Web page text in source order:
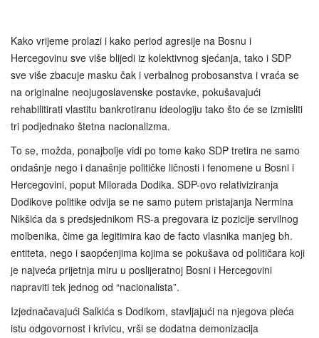
Kako vrijeme prolazi i kako period agresije na Bosnu i
Hercegovinu sve više blijedi iz kolektivnog sjećanja, tako i SDP
sve više zbacuje masku čak i verbalnog probosanstva i vraća se
na originalne neojugoslavenske postavke, pokušavajući
rehabilitirati vlastitu bankrotiranu ideologiju tako što će se izmisliti
tri podjednako štetna nacionalizma.
To se, možda, ponajbolje vidi po tome kako SDP tretira ne samo
ondašnje nego i današnje političke ličnosti i fenomene u Bosni i
Hercegovini, poput Milorada Dodika. SDP-ovo relativiziranja
Dodikove politike odvija se ne samo putem pristajanja Nermina
Nikšića da s predsjednikom RS-a pregovara iz pozicije servilnog
molbenika, čime ga legitimira kao de facto vlasnika manjeg bh.
entiteta, nego i saopćenjima kojima se pokušava od političara koji
je najveća prijetnja miru u poslijeratnoj Bosni i Hercegovini
napraviti tek jednog od “nacionalista”.
Izjednačavajući Salkića s Dodikom, stavljajući na njegova pleća
istu odgovornost i krivicu, vrši se dodatna demonizacija